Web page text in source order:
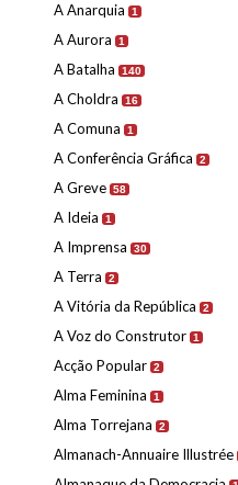
A Anarquia 1
A Aurora 1
A Batalha 140
A Choldra 16
A Comuna 1
A Conferência Gráfica 2
A Greve 58
A Ideia 1
A Imprensa 30
A Terra 2
A Vitória da República 2
A Voz do Construtor 1
Acção Popular 2
Alma Feminina 1
Alma Torrejana 2
Almanach-Annuaire Illustrée